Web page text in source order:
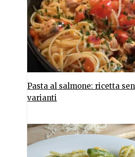
Pasta al salmone: ricetta
varianti